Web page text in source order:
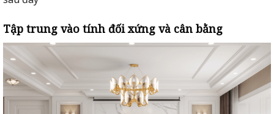
Tập trung vào tính đối xứng và cân bằng